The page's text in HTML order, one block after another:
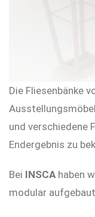
Die Fliesenbänke
und verschiedene
Endergebnis zu
Bei INSCA haben
modular